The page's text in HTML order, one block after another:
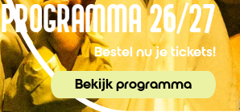
PROGRAMMA 26/27
Bestel nu je tickets!
Bekijk programma